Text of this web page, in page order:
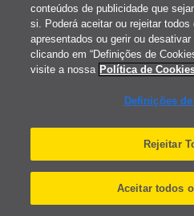
conteúdos de publicidade que
si. Poderá aceitar ou rejeitar
apresentados ou gerir ou
clicando em “Definições de
visite a nossa Política de
Definições
Rejeitar
Aceitar todos